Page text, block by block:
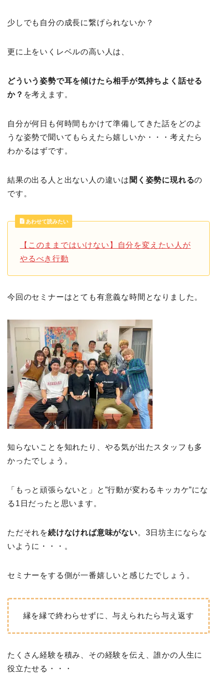
少しでも自分の成長に繋げられないか？
更に上をいくレベルの高い人は、
どういう姿勢で耳を傾けたら相手が気持ちよく話せる
か？ を考えます。
自分が何日も何時間もかけて準備してきた話をどのよ
うな姿勢で聞いてもらえたら嬉しいか・・・考えたら
わかるはずです。
結果の出る人と出ない人の違いは 聞く姿勢に現れるの
です。
あわせて読みたい
【このままではいけない】自分を変えたい人が
やるべき行動
今回のセミナーはとても有意義な時間となりました。
知らないことを知れたり、やる気が出たスタッフも多
かったでしょう。
「もっと頑張らないと」と”行動が変わるキッカケ”にな
る1日だったと思います。
ただそれを続けなければ意味がない。3日坊主にならな
いように・・・。
セミナーをする側が一番嬉しいと感じたでしょう。
縁を縁で終わらせずに、与えられたら与え返す
たくさん経験を積み、その経験を伝え、誰かの人生に
役立たせる・・・